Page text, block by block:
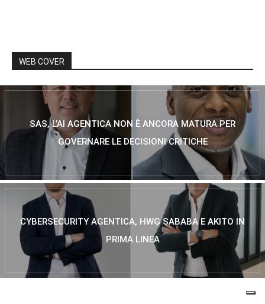
WEB COVER
SAS, L’AI AGENTICA NON È ANCORA MATURA PER
GOVERNARE LE DECISIONI CRITICHE
CYBERSECURITY AGENTICA, HWG SABABA E AKITO IN
PRIMA LINEA